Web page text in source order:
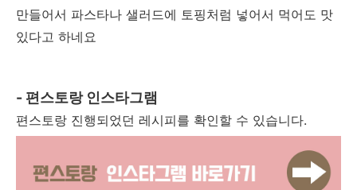
만들어서 파스타나 샐러드에 토핑처럼 넣어서 먹어도 맛
있다고 하네요
- 편스토랑 인스타그램
편스토랑 진행되었던 레시피를 확인할 수 있습니다.